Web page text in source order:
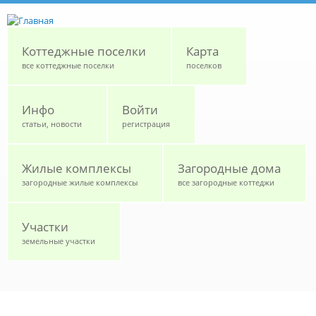
Коттеджные поселки
все коттеджные поселки
Карта
поселков
Инфо
статьи, новости
Войти
регистрация
Жилые комплексы
загородные жилые комплексы
Загородные дома
все загородные коттеджи
Участки
земельные участки